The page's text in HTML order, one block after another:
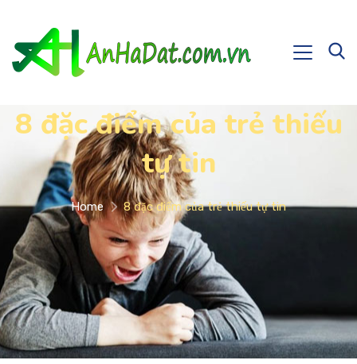
8 đặc điểm của trẻ thiếu
tự tin
Home 8 đặc điểm của trẻ thiếu tự tin